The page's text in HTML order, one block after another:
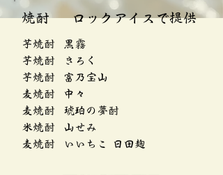
焼酎 ロックアイスで提供
芋焼酎 黒霧
芋焼酎 きろく
芋焼酎 富乃宝山
麦焼酎 中々
麦焼酎 琥珀の夢酎
米焼酎 山せみ
​麦焼酎 いいちこ 日田麹